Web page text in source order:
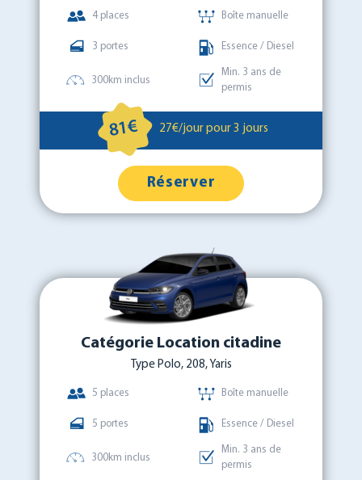
4 places Boîte manuelle
3 portes Essence / Diesel
300km inclus
Min. 3 ans de
permis
81€ 27€/jour pour 3 jours
Réserver
Catégorie Location citadine
Type Polo, 208, Yaris
5 places Boîte manuelle
5 portes Essence / Diesel
300km inclus
Min. 3 ans de
permis